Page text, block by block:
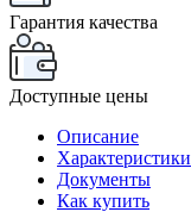
Гарантия качества
Доступные цены
Описание
Характеристики
Документы
Как купить